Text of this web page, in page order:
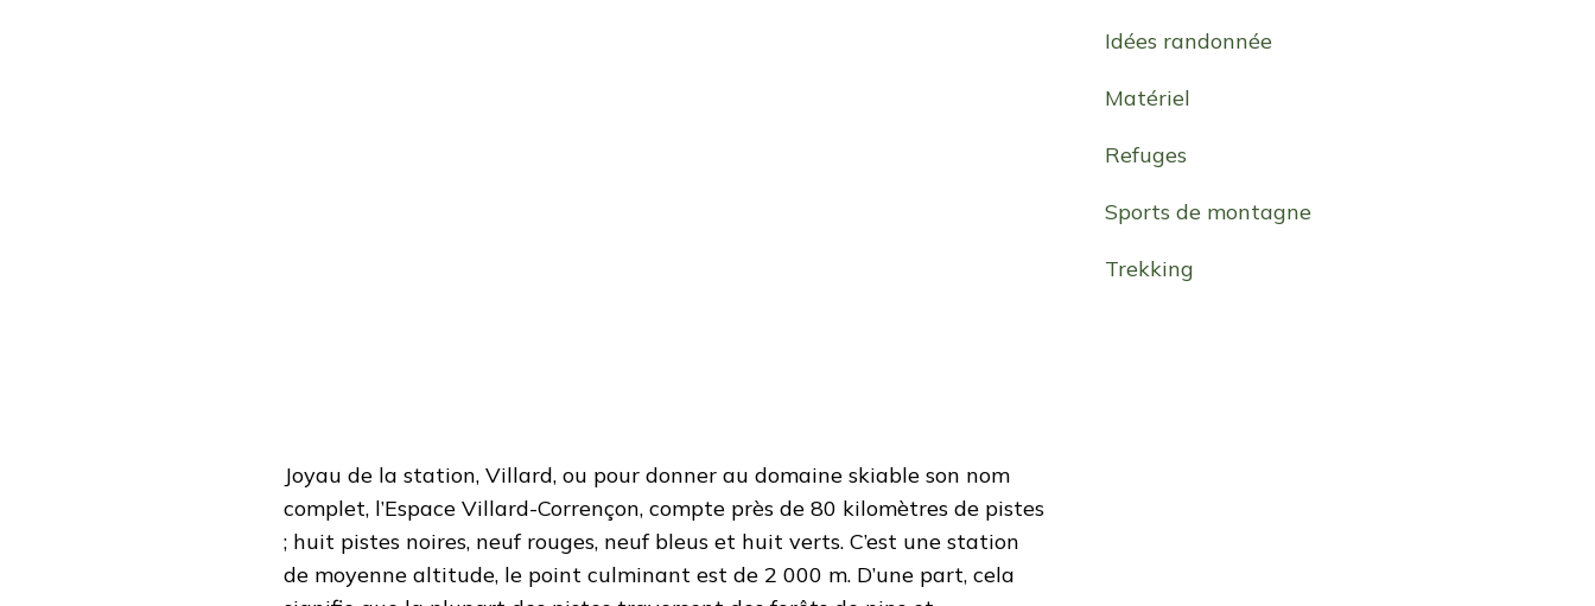
Joyau de la station, Villard, ou pour donner au domaine skiable son nom
complet, l’Espace Villard-Corrençon, compte près de 80 kilomètres de pistes
; huit pistes noires, neuf rouges, neuf bleus et huit verts. C’est une station
de moyenne altitude, le point culminant est de 2 000 m. D’une part, cela
Idées randonnée
Matériel
Refuges
Sports de montagne
Trekking